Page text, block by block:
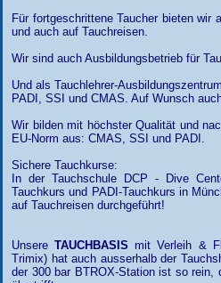
Für fortgeschrittene Taucher bieten
und auch auf Tauchreisen.
Wir sind auch Ausbildungsbetrieb für
Und als Tauchlehrer-
PADI, SSI und CMAS. Auf Wunsch
Wir bilden mit höchster Qualität und
EU-Norm aus: CMAS, SSI und PADI.
Sichere Tauchkurse:
In der Tauchschule DCP - Dive
Tauchkurs und PADI-Tauchkurs in
auf Tauchreisen durchgeführt!
UnsereTAUCHBASIS mit Verleih &
Trimix) hat auch ausserhalb der
der 300 bar BTROX-Station ist so